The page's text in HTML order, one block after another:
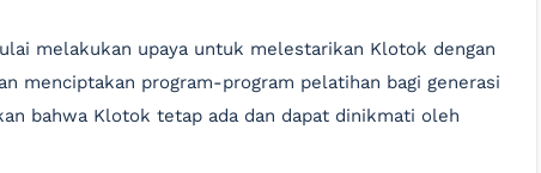
melakukan upaya untuk melestarikan Klotok dengan
menciptakan program-program pelatihan bagi generasi
bahwa Klotok tetap ada dan dapat dinikmati oleh